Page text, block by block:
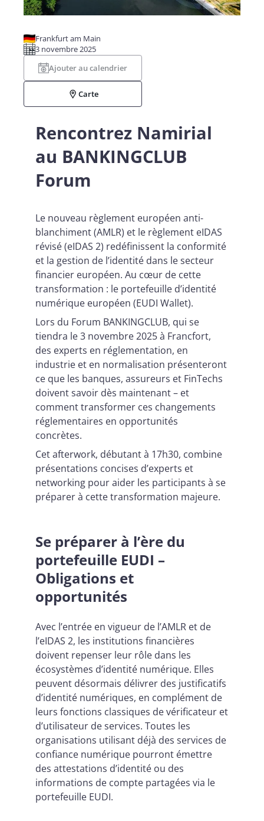
3 novembre 2025
Frankfurt am Main
Ajouter au calendrier
Carte
Rencontrez Namirial
au BANKINGCLUB
Forum
Le nouveau règlement européen anti-
blanchiment (AMLR) et le règlement eIDAS
révisé (eIDAS 2) redéfinissent la conformité
et la gestion de l’identité dans le secteur
financier européen. Au cœur de cette
transformation : le portefeuille d’identité
numérique européen (EUDI Wallet).
Lors du Forum BANKINGCLUB, qui se
tiendra le 3 novembre 2025 à Francfort,
des experts en réglementation, en
industrie et en normalisation présenteront
ce que les banques, assureurs et FinTechs
doivent savoir dès maintenant – et
comment transformer ces changements
réglementaires en opportunités
concrètes.
Cet afterwork, débutant à 17h30, combine
présentations concises d’experts et
networking pour aider les participants à se
préparer à cette transformation majeure.
Se préparer à l’ère du
portefeuille EUDI –
Obligations et
opportunités
Avec l’entrée en vigueur de l’AMLR et de
l’eIDAS 2, les institutions financières
doivent repenser leur rôle dans les
écosystèmes d’identité numérique. Elles
peuvent désormais délivrer des justificatifs
d’identité numériques, en complément de
leurs fonctions classiques de vérificateur et
d’utilisateur de services. Toutes les
organisations utilisant déjà des services de
confiance numérique pourront émettre
des attestations d’identité ou des
informations de compte partagées via le
portefeuille EUDI.